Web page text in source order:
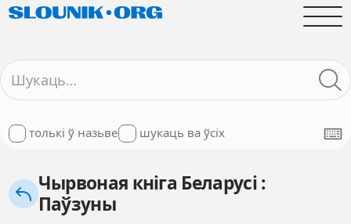
толькі ў назьве шукаць ва ўсіх
Чырвоная кніга Беларусі :
Паўзуны